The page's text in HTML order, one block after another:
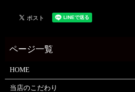
HOME
当店のこだわり